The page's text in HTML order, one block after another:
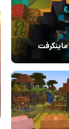
ماینکرفت